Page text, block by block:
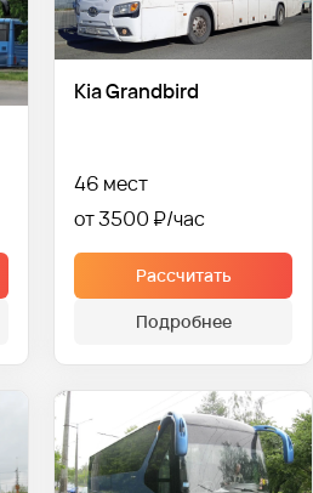
Kia Grandbird
46 мест
от 3500 ₽
Рассчитать
Подробнее